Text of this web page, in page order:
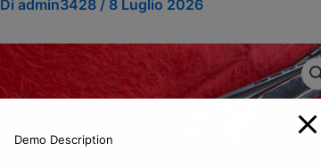
Di admin3428 / 8 Luglio 2026
Demo Description